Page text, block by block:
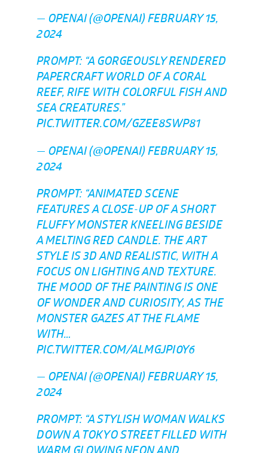
— OPENAI (@OPENAI)FEBRUARY 15,
2024
PROMPT: “A GORGEOUSLY RENDERED
PAPERCRAFT WORLD OF A CORAL
REEF, RIFE WITH COLORFUL FISH AND
SEA CREATURES.”
PIC.TWITTER.COM/GZEE8SWP81
— OPENAI (@OPENAI)FEBRUARY 15,
2024
PROMPT: “ANIMATED SCENE
FEATURES A CLOSE-UP OF A SHORT
FLUFFY MONSTER KNEELING BESIDE
A MELTING RED CANDLE. THE ART
STYLE IS 3D AND REALISTIC, WITH A
FOCUS ON LIGHTING AND TEXTURE.
THE MOOD OF THE PAINTING IS ONE
OF WONDER AND CURIOSITY, AS THE
MONSTER GAZES AT THE FLAME
WITH…
PIC.TWITTER.COM/ALMGJPI0Y6
— OPENAI (@OPENAI)FEBRUARY 15,
2024
PROMPT: “A STYLISH WOMAN WALKS
DOWN A TOKYO STREET FILLED WITH